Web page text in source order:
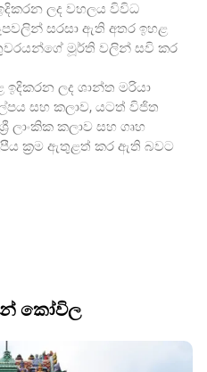
ලද වහලය විවිධ
සරසා ඇති අතර ඉහළ
මූර්ති වලින් සවි කර
ඉදිකරන ලද ශාන්ත මරියා
සහ කලාව, යටත් විජිත
ලාංකික කලාව සහ ගෘහ
ක්‍රම ඇතුළත් කර ඇති බවට
කෝවිල